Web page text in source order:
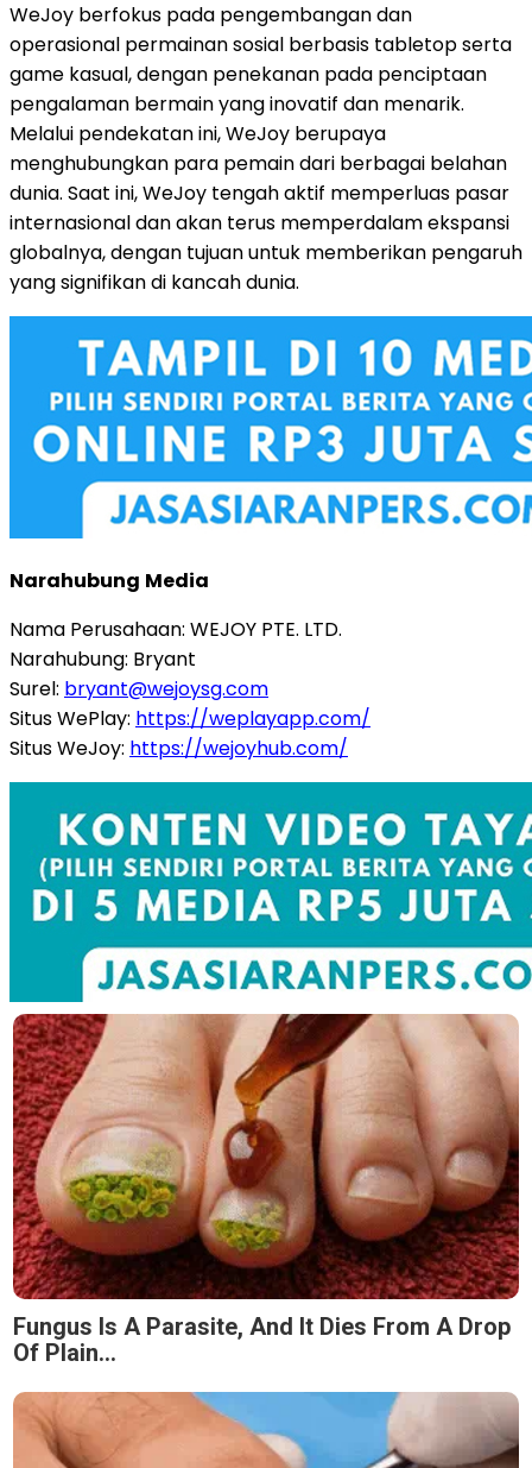
WeJoy berfokus pada pengembangan dan
operasional permainan sosial berbasis tabletop serta
game kasual, dengan penekanan pada penciptaan
pengalaman bermain yang inovatif dan menarik.
Melalui pendekatan ini, WeJoy berupaya
menghubungkan para pemain dari berbagai belahan
dunia. Saat ini, WeJoy tengah aktif memperluas pasar
internasional dan akan terus memperdalam ekspansi
globalnya, dengan tujuan untuk memberikan pengaruh
yang signifikan di kancah dunia.
Narahubung Media
Nama Perusahaan: WEJOY PTE. LTD.
Narahubung: Bryant
Surel: bryant@wejoysg.com
Situs WePlay: https://weplayapp.com/
Situs WeJoy: https://wejoyhub.com/
Fungus Is A Parasite, And It Dies From A Drop
Of Plain...